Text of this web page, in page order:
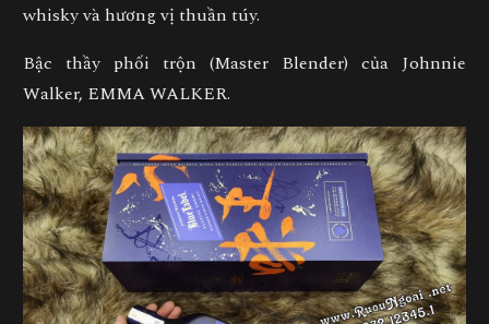
whisky và hương vị thuần túy.
Bậc thầy phối trộn (Master Blender) của Johnnie
Walker, EMMA WALKER.